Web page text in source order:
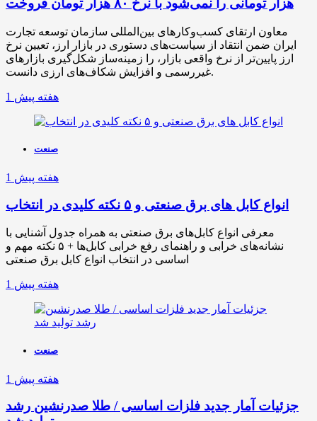
هزار تومانی را نمی‌شود با نرخ ۸۰ هزار تومان فروخت
معاون ارتقای کسب‌وکارهای بین‌المللی سازمان توسعه تجارت
ایران ضمن انتقاد از سیاست‌های دستوری در بازار ارز، تعیین نرخ
ارز پایین‌تر از نرخ واقعی بازار، را زمینه‌ساز شکل‌گیری بازارهای
غیررسمی و افزایش شکاف‌های ارزی دانست.
1 هفته پیش
صنعت
1 هفته پیش
انواع کابل های برق صنعتی و ۵ نکته کلیدی در انتخاب
معرفی انواع کابل‌های برق صنعتی به همراه جدول آشنایی با
نشانه‌های خرابی و راهنمای رفع خرابی کابل‌ها + ۵ نکته مهم و
اساسی در انتخاب انواع کابل برق صنعتی
1 هفته پیش
صنعت
1 هفته پیش
جزئیات آمار جدید فلزات اساسی / طلا صدرنشین رشد